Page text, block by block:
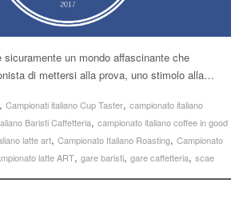
sicuramente un mondo affascinante che
di mettersi alla prova, uno stimolo alla…
, Campionati italiano Cup Taster, campionato italiano
Baristi Caffetteria, campionato italiano coffee in good
latte art, Campionato Italiano Roasting, Campionato
latte ART, gare baristi, gare caffetteria, scae